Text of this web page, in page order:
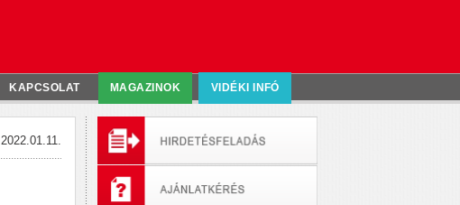
KAPCSOLAT MAGAZINOK VIDÉKI INFÓ
2022.01.11.